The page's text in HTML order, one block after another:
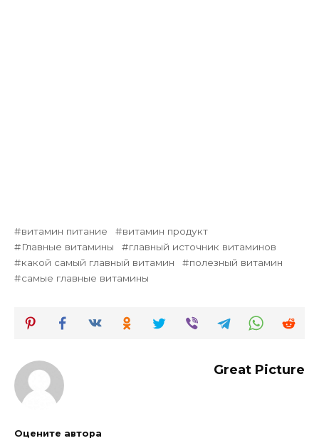
витамин питание
витамин продукт
Главные витамины
главный источник витаминов
какой самый главный витамин
полезный витамин
самые главные витамины
Great Picture
Оцените автора